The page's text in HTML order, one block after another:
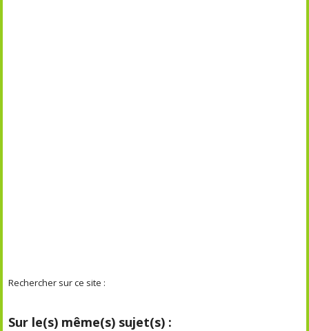
Rechercher sur ce site :
Sur le(s) même(s) sujet(s) :